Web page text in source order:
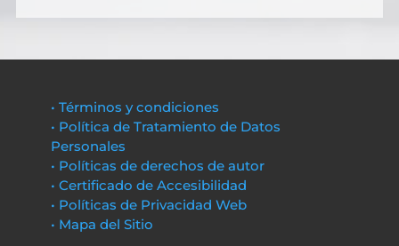
• Términos y condiciones
• Política de Tratamiento de Datos
Personales
• Políticas de derechos de autor
• Certificado de Accesibilidad
• Políticas de Privacidad Web
• Mapa del Sitio